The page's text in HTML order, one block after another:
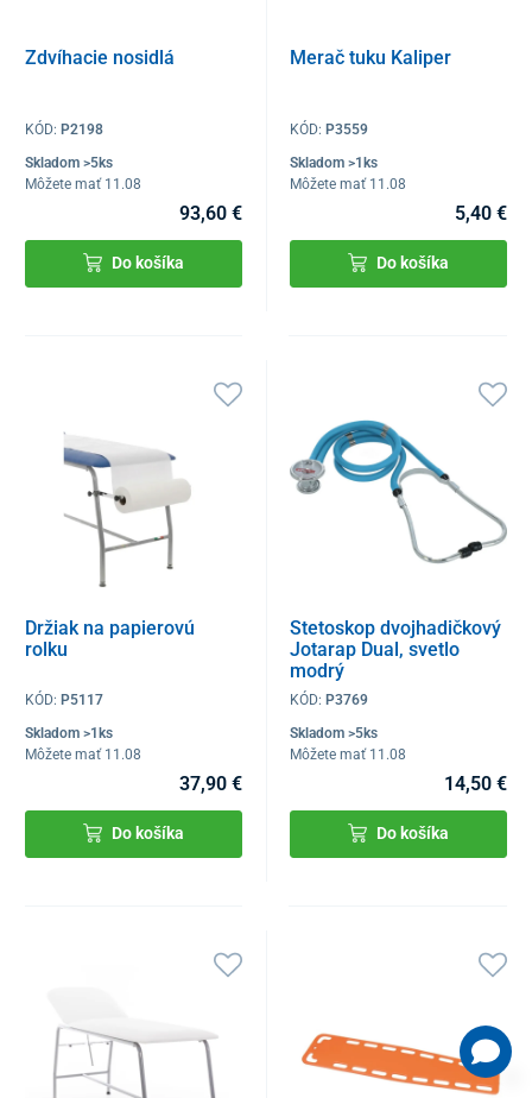
Zdvíhacie nosidlá
KÓD: P2198
Skladom >5ks
Môžete mať 11.08
93,60 €
Do košíka
Merač tuku Kaliper
KÓD:P3559
Skladom >1ks
Môžete mať 11.08
5,40 €
Do košíka
Držiak na papierovú
rolku
KÓD: P5117
Skladom >1ks
Môžete mať 11.08
37,90 €
Do košíka
Stetoskop dvojhadičkový
Jotarap Dual, svetlo
modrý
KÓD:P3769
Skladom >5ks
Môžete mať 11.08
14,50 €
Do košíka